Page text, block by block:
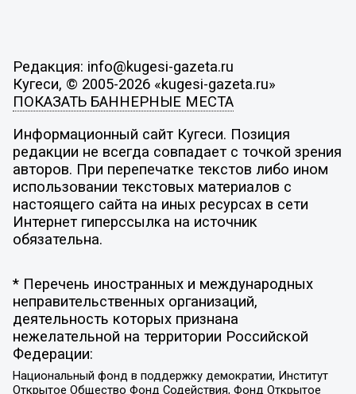
Редакция: info@kugesi-gazeta.ru
Кугеси, © 2005-2026 «kugesi-gazeta.ru»
ПОКАЗАТЬ БАННЕРНЫЕ МЕСТА
Информационный сайт Кугеси. Позиция
редакции не всегда совпадает с точкой зрения
авторов. При перепечатке текстов либо ином
использовании текстовых материалов с
настоящего сайта на иных ресурсах в сети
Интернет гиперссылка на источник
обязательна.
* Перечень иностранных и международных
неправительственных организаций,
деятельность которых признана
нежелательной на территории Российской
Федерации:
Национальный фонд в поддержку демократии, Институт
Открытое Общество Фонд Содействия, Фонд Открытое